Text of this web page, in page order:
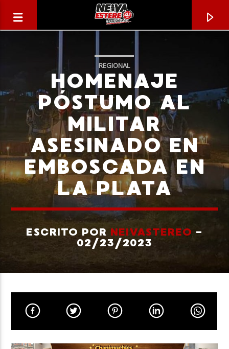
CANCIÓN ACTUAL
TÍTULO
ARTISTA
Neiva Estereo
REGIONAL
HOMENAJE
PÓSTUMO AL
MILITAR
ASESINADO EN
EMBOSCADA EN
LA PLATA
ESCRITO POR NEIVASTEREO -
02/23/2023